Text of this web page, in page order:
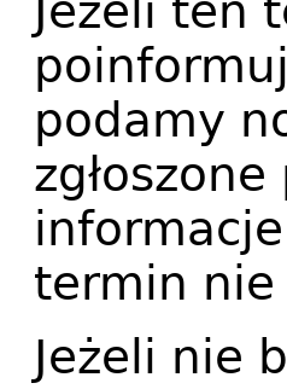
Jeżeli ten
podamy
termin nie
Jeżeli nie